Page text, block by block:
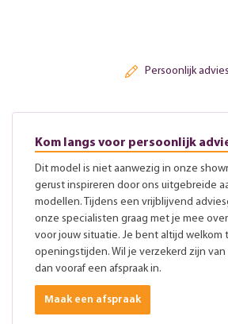
Persoonlijk advies
Kom langs voor persoonlijk
Dit model is niet aanwezig in onze
gerust inspireren door ons uitgebreide
modellen. Tijdens een vrijblijvend
onze specialisten graag met je mee
voor jouw situatie. Je bent altijd welkom
openingstijden. Wil je verzekerd zijn van
dan vooraf een afspraak in.
Maak een afspraak